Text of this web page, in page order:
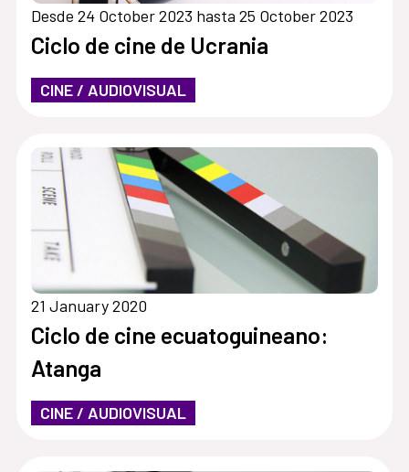
Desde 24 October 2023 hasta 25 October 2023
Ciclo de cine de Ucrania
CINE / AUDIOVISUAL
21 January 2020
Ciclo de cine ecuatoguineano:
Atanga
CINE / AUDIOVISUAL